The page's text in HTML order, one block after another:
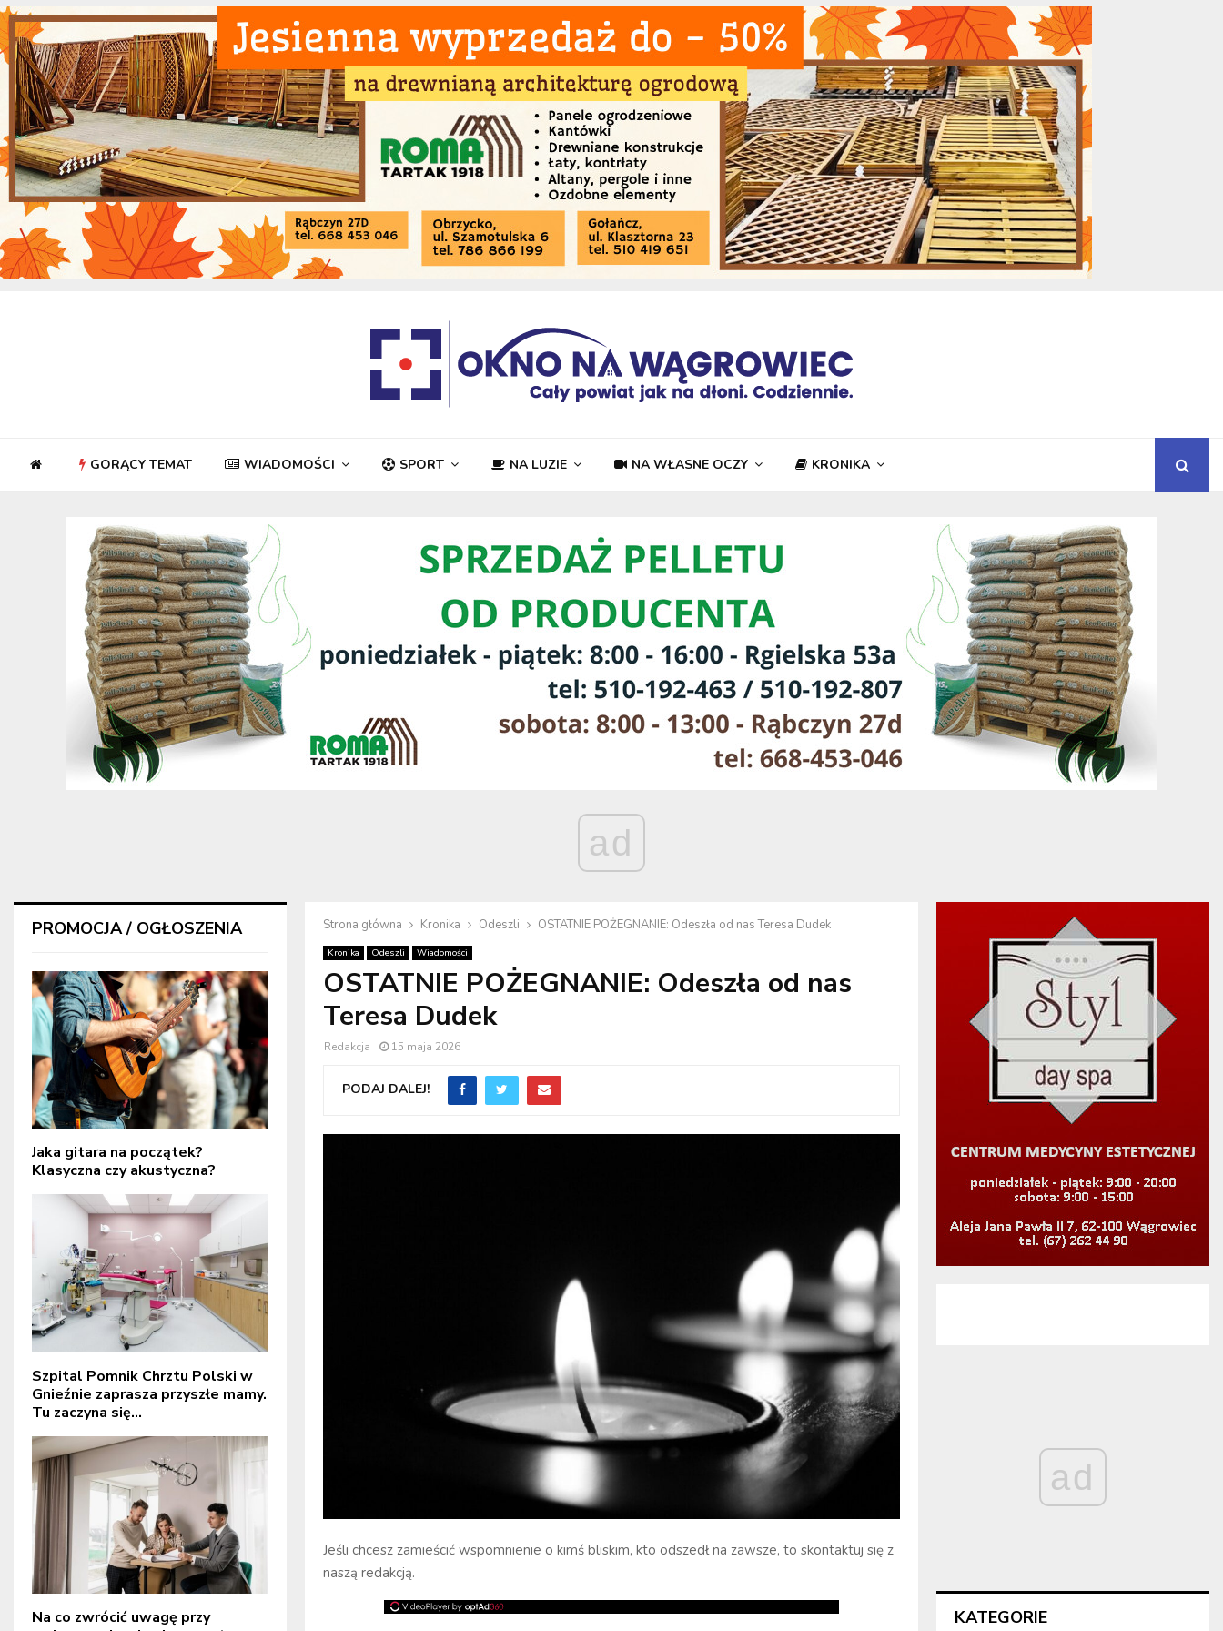
GORĄCY TEMAT WIADOMOŚCI SPORT NA LUZIE NA WŁASNE OCZY KRONIKA
ad
Strona główna Kronika Odeszli OSTATNIE POŻEGNANIE: Odeszła od nas Teresa Dudek
Kronika Odeszli Wiadomości
OSTATNIE POŻEGNANIE: Odeszła od nas
Teresa Dudek
Redakcja 15 maja 2026
PODAJ DALEJ!
Jeśli chcesz zamieścić wspomnienie o kimś bliskim, kto odszedł na zawsze, to skontaktuj się z
naszą redakcją.
PROMOCJA / OGŁOSZENIA
Jaka gitara na początek?
Klasyczna czy akustyczna?
Szpital Pomnik Chrztu Polski w
Gnieźnie zaprasza przyszłe mamy.
Tu zaczyna się...
Na co zwrócić uwagę przy
ad
KATEGORIE